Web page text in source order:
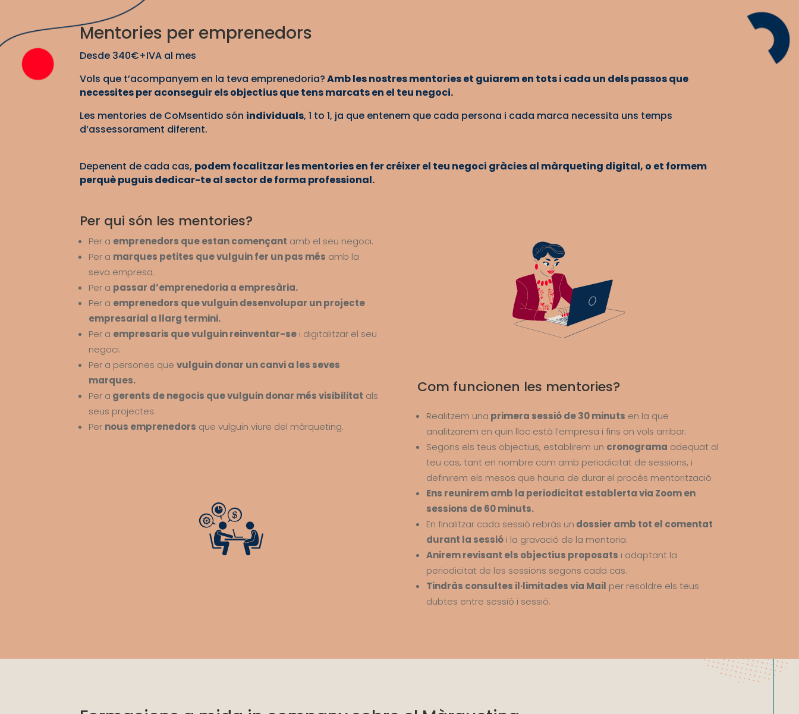
Mentories per emprenedors
Desde 340€+IVA al mes
Vols que t’acompanyem en la teva emprenedoria?Amb les nostres mentories et guiarem en tots i cada un dels passos que
necessites per aconseguir els objectius que tens marcats en el teu negoci.
Les mentories de CoMsentido són individuals, 1 to 1, ja que entenem que cada persona i cada marca necessita uns temps
d’assessorament diferent.
Depenent de cada cas, podem focalitzar les mentories en fer créixer el teu negoci gràcies al màrqueting digital, o et formem
perquè puguis dedicar-te al sector de forma professional.
Per qui són les mentories?
Per a emprenedors que estan començant amb el seu negoci.
Per a marques petites que vulguin fer un pas més amb la
seva empresa.
Per a passar d’emprenedoria a empresària.
Per a emprenedors que vulguin desenvolupar un projecte
empresarial a llarg termini.
Per a empresaris que vulguin reinventar-se i digitalitzar el seu
negoci.
Per a persones quevulguin donar un canvi a les seves
marques.
Per a gerents de negocis que vulguin donar més visibilitat als
seus projectes.
Per nous emprenedors que vulguin viure del màrqueting.
Com funcionen les mentories?
Realitzem una primera sessió de 30 minuts en la que
analitzarem en quin lloc està l’empresa i fins on vols arribar.
Segons els teus objectius, establirem un cronograma adequat al
teu cas, tant en nombre com amb periodicitat de sessions, i
definirem els mesos que hauria de durar el procés mentorització
Ens reunirem amb la periodicitat establerta via Zoom en
sessions de 60 minuts.
En finalitzar cada sessió rebràs un dossier amb tot el comentat
durant la sessiói la gravació de la mentoria.
Anirem revisant els objectius proposats i adaptant la
periodicitat de les sessions segons cada cas.
Tindràs consultes il·limitades via Mail per resoldre els teus
dubtes entre sessió i sessió.